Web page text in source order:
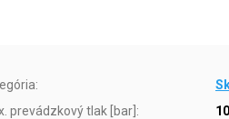
:
prevádzkový tlak [bar] :
10